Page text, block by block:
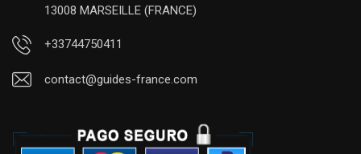
13008 MARSEILLE (FRANCE)
+33744750411
contact@guides-france.com